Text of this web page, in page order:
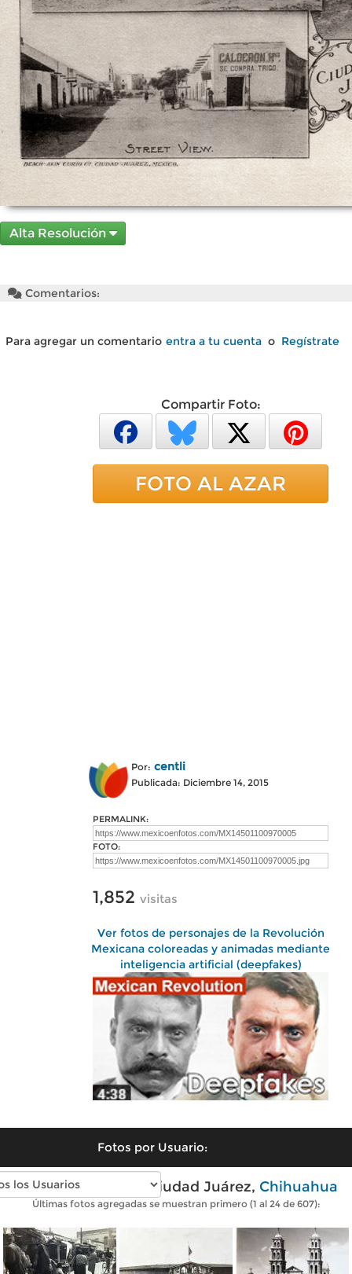
Alta Resolución
Comentarios:
Para agregar un comentario entra a tu cuenta o Regístrate
Compartir Foto:
FOTO AL AZAR
Por: centli
Publicada: Diciembre 14, 2015
PERMALINK:
FOTO:
1,852 visitas
Ver fotos de personajes de la Revolución
Mexicana coloreadas y animadas mediante
inteligencia artificial (deepfakes)
Fotos por Usuario:
Fotos antiguas de Ciudad Juárez, Chihuahua
Últimas fotos agregadas se muestran primero (1 al 24 de 607):